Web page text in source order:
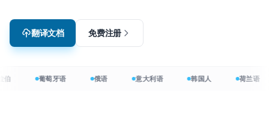
翻译文档 免费注册
葡萄牙语 俄语 意大利语 韩国人 荷兰语